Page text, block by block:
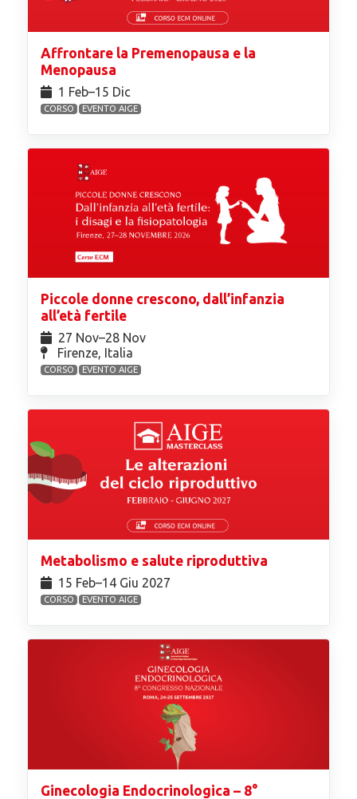
Affrontare la Premenopausa e la
Menopausa
1 Feb⁠–15 Dic
CORSO EVENTO AIGE
Piccole donne crescono, dall’infanzia
all’età fertile
27 Nov⁠–28 Nov
Firenze, Italia
CORSO EVENTO AIGE
Metabolismo e salute riproduttiva
15 Feb⁠–14 Giu 2027
CORSO EVENTO AIGE
Ginecologia Endocrinologica – 8°